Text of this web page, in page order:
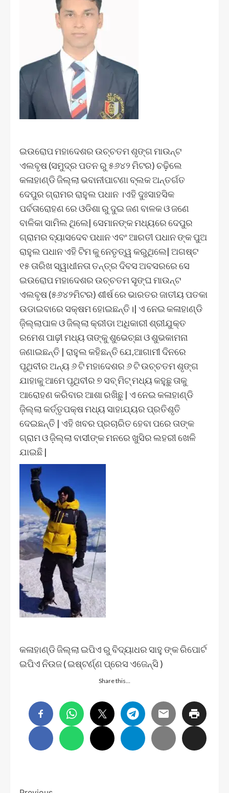
ଇଉରୋପ ମହାଦେଶର ଉଚ୍ଚତମ ଶୃଙ୍ଗ ମାଉନ୍ଟ
ଏଲବୃଷ (ସମୁଦ୍ର ପତନ ରୁ ୫୬୪୨ ମିଟର) ଚଢ଼ିଲେ
କଳାହାଣ୍ଡି ଜିଲ୍ଲା ଭବାନୀପାଟଣା ବ୍ଲକ ଅନ୍ତର୍ଗତ
ଦେପୁର ଗ୍ରାମର ରାହୁଲ ପଧାନ ।ଏହି ଦୁଃସାହସିକ
ପର୍ବତାରୋହଣ ରେ ଓଡିଶା ରୁ ଦୁଇ ଜଣ ବାଳକ ଓ ଜଣେ
ବାଳିକା ସାମିଲ ଥିଲେ| ସେମାନଙ୍କ ମଧ୍ୟରେ ଦେପୁର
ଗ୍ରାମର ବ୍ୟାସଦେବ ପଧାନ ଏବଂ ଆରତୀ ପଧାନ ଙ୍କ ପୁଅ
ରାହୁଲ ପଧାନ ଏହି ଟିମ କୁ ନେତୃତ୍ୱ କରୁଥିଲେ| ଅଗଷ୍ଟ
୧୫ ତାରିଖ ସ୍ୱାଧୀନତା ତନ୍ତ୍ର ଦିବସ ଅବସରରେ ସେ
ଇଉରୋପ ମହାଦେଶର ଉଚ୍ଚତମ ସୄଙ୍ଘ ମାଉନ୍ଟ
ଏଲବୃଷ (୫୬୪୨ମିଟର) ଶୀର୍ଷ ରେ ଭାରତର ଜାତୀୟ ପତକା
ଉଡାଇବାରେ ସକ୍ଷମ ହୋଇଛନ୍ତି।| ଏ ନେଇ କଳାହାଣ୍ଡି
ଜ଼ିଲ୍ଲାପାଳ ଓ ଜିଲ୍ଲା କ୍ରୀଡା ଅଧିକାରୀ ଶ୍ରୀଯୁକ୍ତ
ରମେଶ ପାଢ଼ୀ ମଧ୍ୟ ତାଙ୍କୁ ଶୁଭେଚ୍ଛା ଓ ଶୁଭକାମନା
ଜଣାଇଛନ୍ତି | ରାହୁଲ କହିଛନ୍ତି ଯେ,ଆଗାମୀ ଦିନରେ
ପୃଥିବୀର ଅନ୍ୟ ୬ ଟି ମହାଦେଶର ୬ ଟି ଉଚ୍ଚତମ ଶୃଙ୍ଗ
ଯାହାକୁ ଆମେ ପୃଥିବୀର ୭ ସବ୍ ମିଟ୍ ମଧ୍ୟ କହୁଛୁ ତାକୁ
ଆରୋହଣ କରିବାର ଆଶା ରଖିଛୁ | ଏ ନେଇ କଳାହାଣ୍ଡି
ଜ଼ିଲ୍ଲା କର୍ତ୍ତୃପକ୍ଷ ମଧ୍ୟ ସାହାଯ୍ୟର ପ୍ରତିଶୃତି
ଦେଇଛନ୍ତି | ଏହି ଖବର ପ୍ରଚାରିତ ହେବା ପରେ ତାଙ୍କ
ଗ୍ରାମ ଓ ଜ଼ିଲ୍ଲା ବାସୀଙ୍କ ମନରେ ଖୁସିର ଲହରୀ ଖେଳି
ଯାଇଛି |
କଳାହାଣ୍ଡି ଜିଲ୍ଲା ଇପିଏ ରୁ ବିଦ୍ୟାଧର ସାହୁ ଙ୍କ ରିପୋର୍ଟ
ଇପିଏ ନିଉଜ ( ଇଷ୍ଟର୍ଣ୍ଣ ପ୍ରେସ ଏଜେନ୍ସି )
Share this…